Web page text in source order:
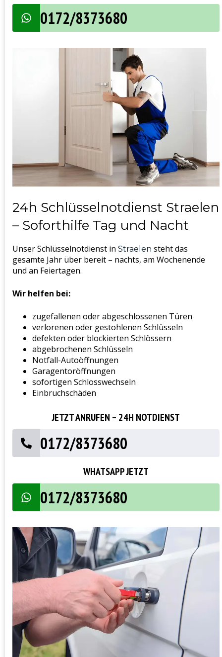
0172/8373680
24h Schlüsselnotdienst Straelen
– Soforthilfe Tag und Nacht
Unser Schlüsselnotdienst in Straelen steht das
gesamte Jahr über bereit – nachts, am Wochenende
und an Feiertagen.
Wir helfen bei:
zugefallenen oder abgeschlossenen Türen
verlorenen oder gestohlenen Schlüsseln
defekten oder blockierten Schlössern
abgebrochenen Schlüsseln
Notfall-Autoöffnungen
Garagentoröffnungen
sofortigen Schlosswechseln
Einbruchschäden
JETZT ANRUFEN – 24H NOTDIENST
0172/8373680
WHATSAPP JETZT
0172/8373680